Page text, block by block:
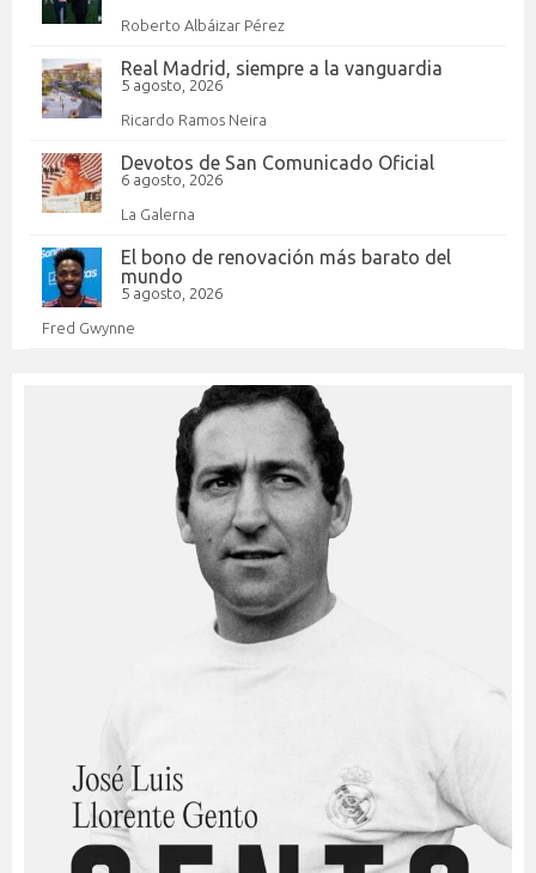
Roberto Albáizar Pérez
Real Madrid, siempre a la vanguardia
5 agosto, 2026
Ricardo Ramos Neira
Devotos de San Comunicado Oficial
6 agosto, 2026
La Galerna
El bono de renovación más barato del
mundo
5 agosto, 2026
Fred Gwynne